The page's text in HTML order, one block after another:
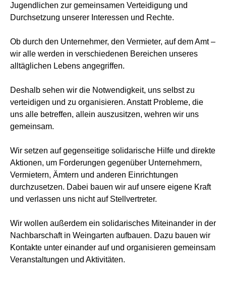
Jugendlichen zur gemeinsamen Verteidigung und
Durchsetzung unserer Interessen und Rechte.
Ob durch den Unternehmer, den Vermieter, auf dem Amt –
wir alle werden in verschiedenen Bereichen unseres
alltäglichen Lebens angegriffen.
Deshalb sehen wir die Notwendigkeit, uns selbst zu
verteidigen und zu organisieren. Anstatt Probleme, die
uns alle betreffen, allein auszusitzen, wehren wir uns
gemeinsam.
Wir setzen auf gegenseitige solidarische Hilfe und direkte
Aktionen, um Forderungen gegenüber Unternehmern,
Vermietern, Ämtern und anderen Einrichtungen
durchzusetzen. Dabei bauen wir auf unsere eigene Kraft
und verlassen uns nicht auf Stellvertreter.
Wir wollen außerdem ein solidarisches Miteinander in der
Nachbarschaft in Weingarten aufbauen. Dazu bauen wir
Kontakte unter einander auf und organisieren gemeinsam
Veranstaltungen und Aktivitäten.